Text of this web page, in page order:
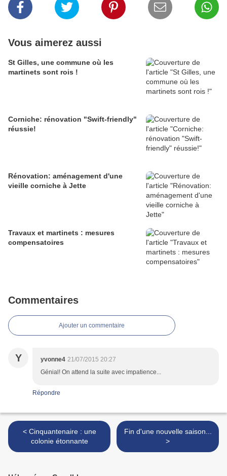
Vous aimerez aussi
St Gilles, une commune où les
martinets sont rois !
Corniche: rénovation "Swift-friendly"
réussie!
Rénovation: aménagement d'une
vieille corniche à Jette
Travaux et martinets : mesures
compensatoires
Commentaires
Ajouter un commentaire
Y yvonne4 21/07/2015 20:27
Génial! On attend la suite avec impatience...
Répondre
< Cinquantenaire : une
colonie étonnante
Fin d'une nouvelle saison...
>